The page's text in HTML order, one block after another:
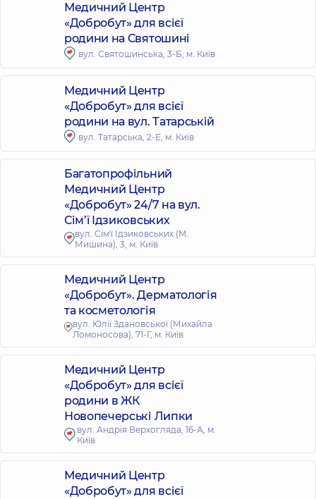
Медичний Центр
«Добробут» для всієї
родини на Святошині
вул. Святошинська, 3-Б, м. Київ
Медичний Центр
«Добробут» для всієї
родини на вул. Татарській
вул. Татарська, 2-Е, м. Київ
Багатопрофільний
Медичний Центр
«Добробут» 24/7 на вул.
Сім’ї Ідзиковських
вул. Сім'ї Ідзиковських (М.
Мишина), 3, м. Київ
Медичний Центр
«Добробут». Дерматологія
та косметологія
вул. Юлії Здановської (Михайла
Ломоносова), 71-Г, м. Київ
Медичний Центр
«Добробут» для всієї
родини в ЖК
Новопечерські Липки
вул. Андрія Верхогляда, 16-А, м.
Київ
Медичний Центр
«Добробут» для всієї